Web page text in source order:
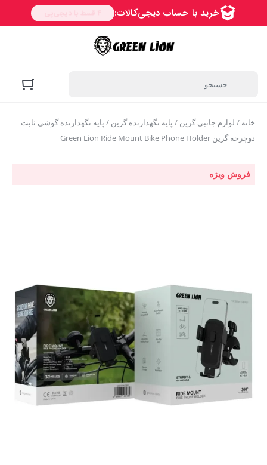
خانه / لوازم جانبی گرین / پایه نگهدارنده گرین / پایه نگهدارنده گوشی ثابت
دوچرخه گرین Green Lion Ride Mount Bike Phone Holder
فروش ویژه